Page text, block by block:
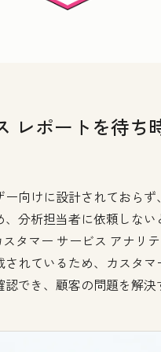
レポートを待ち
向けに設計されておらず
分析担当者に依頼しない
タマー サービス アナリ
れているため、カスタマ
でき、顧客の問題を解決